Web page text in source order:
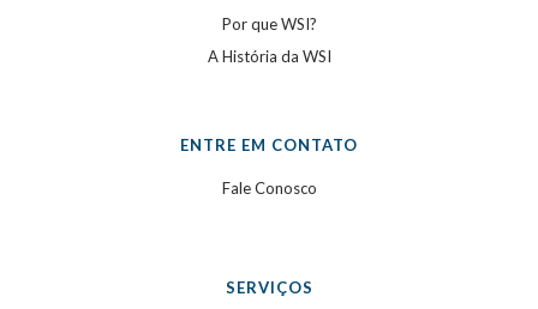
Por que WSI?
A História da WSI
ENTRE EM CONTATO
Fale Conosco
SERVIÇOS